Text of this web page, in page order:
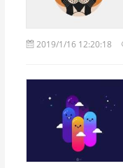
2019/1/16 12:20:18